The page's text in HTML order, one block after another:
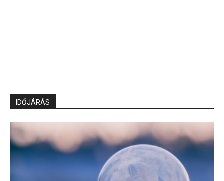
IDŐJÁRÁS